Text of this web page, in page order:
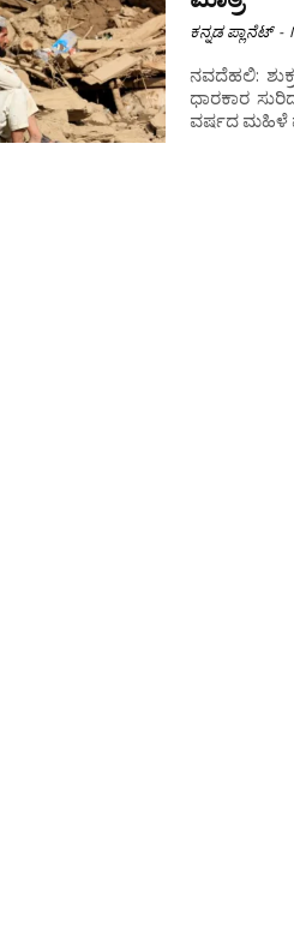
ಕನ್ನಡ ಪ್ಲಾನೆಟ್ -
ನವದೆಹಲಿ:
ಧಾರಕಾರ
ವರ್ಷದ ಮಹಿಳೆ